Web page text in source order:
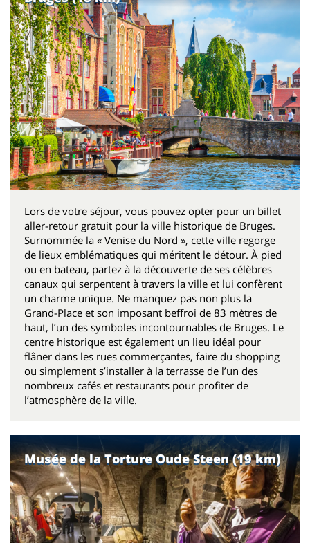
Lors de votre séjour, vous pouvez opter pour un billet
aller-retour gratuit pour la ville historique de Bruges.
Surnommée la « Venise du Nord », cette ville regorge
de lieux emblématiques qui méritent le détour. À pied
ou en bateau, partez à la découverte de ses célèbres
canaux qui serpentent à travers la ville et lui confèrent
un charme unique. Ne manquez pas non plus la
Grand-Place et son imposant beffroi de 83 mètres de
haut, l’un des symboles incontournables de Bruges. Le
centre historique est également un lieu idéal pour
flâner dans les rues commerçantes, faire du shopping
ou simplement s’installer à la terrasse de l’un des
nombreux cafés et restaurants pour profiter de
l’atmosphère de la ville.
Musée de la Torture Oude Steen (19 km)